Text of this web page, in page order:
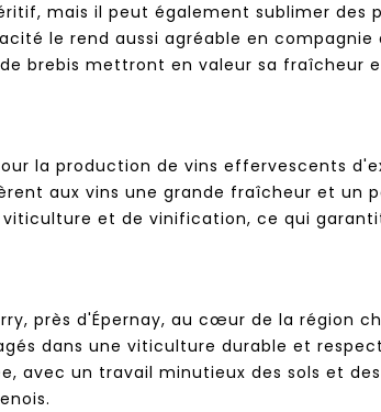
mais il peut également sublimer
le rend aussi agréable en compagnie
brebis mettront en valeur sa fraîcheur
la production de vins effervescents
aux vins une grande fraîcheur et un
et de vinification, ce qui
près d'Épernay, au cœur de la région
dans une viticulture durable et
avec un travail minutieux des sols et